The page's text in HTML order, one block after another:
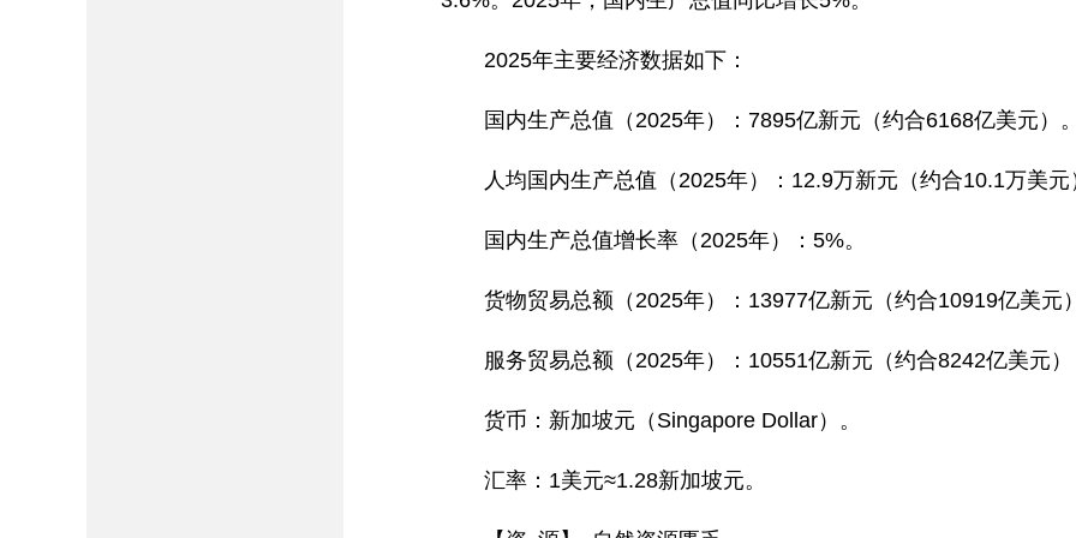
2025年主要经济数据如下：
国内生产总值（2025年）：7895亿新元（约合6168亿美元）。
人均国内生产总值（2025年）：12.9万新元（约合10.1万美元
国内生产总值增长率（2025年）：5%。
货物贸易总额（2025年）：13977亿新元（约合10919亿美元
服务贸易总额（2025年）：10551亿新元（约合8242亿美元）
货币：新加坡元（Singapore Dollar）。
汇率：1美元≈1.28新加坡元。